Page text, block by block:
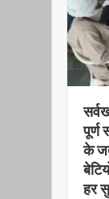
पूर्ण
के
हर